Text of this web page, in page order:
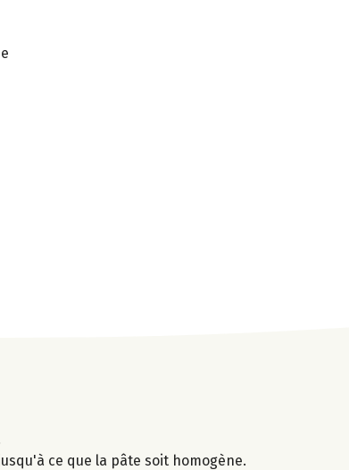
ce que la pâte soit homogène.